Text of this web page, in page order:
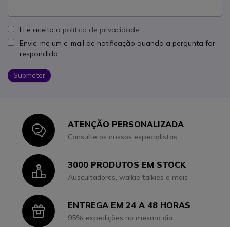
Li e aceito a política de privacidade.
Envie-me um e-mail de notificação quando a pergunta for
respondida
Submeter
IconATENÇÃO PERSONALIZADA
Consulte os nossos especialistas
Icon3000 PRODUTOS EM STOCK
Auscultadores, walkie talkies e mais
IconENTREGA EM 24 A 48 HORAS
95% expedições no mesmo dia